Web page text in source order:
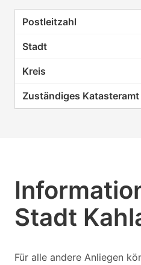
Stadt
Für alle andere Anliegen